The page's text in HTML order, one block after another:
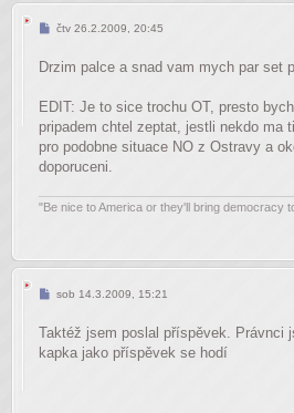
Příspěvek
čtv 26.2.2009, 20:45
Drzim palce a snad vam mych par set
EDIT: Je to sice trochu OT, presto
pripadem chtel zeptat, jestli nekdo ma
pro podobne situace NO z Ostravy a
doporuceni.
"Be nice to America or they'll bring democracy
Příspěvek
sob 14.3.2009, 15:21
Taktéž jsem poslal příspěvek. Právnci
kapka jako příspěvek se hodí